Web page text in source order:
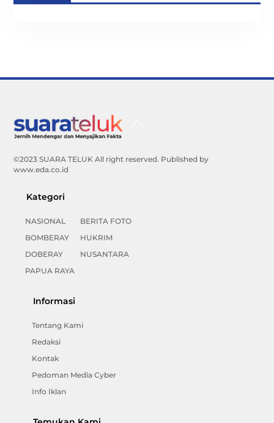
©2023 SUARA TELUK All right reserved. Published by
www.eda.co.id
Kategori
NASIONAL
BOMBERAY
DOBERAY
PAPUA RAYA
BERITA FOTO
HUKRIM
NUSANTARA
Informasi
Tentang Kami
Redaksi
Kontak
Pedoman Media Cyber
Info Iklan